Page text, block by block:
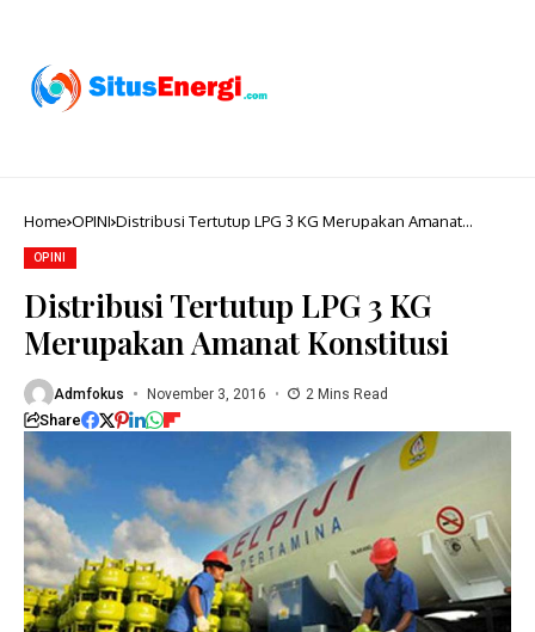
Home OPINI Distribusi Tertutup LPG 3 KG Merupakan Amanat
OPINI
Distribusi Tertutup LPG 3 KG
Merupakan Amanat Konstitusi
Admfokus November 3, 2016 2 Mins Read
Share